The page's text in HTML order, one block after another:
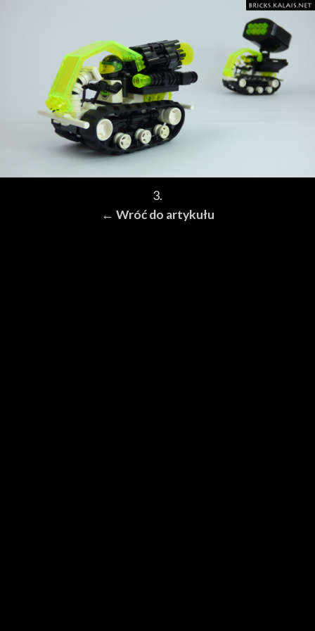
3.
← Wróć do artykułu